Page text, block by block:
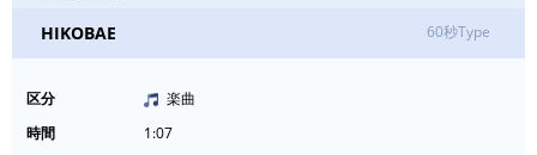
HIKOBAE 60秒Type
区分
楽曲
時間
1:07